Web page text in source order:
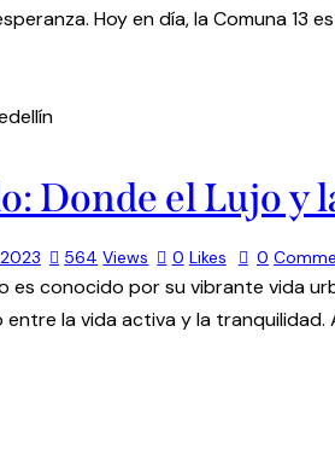
Hoy en día, la Comuna
Donde el Lujo y
564 Views 0 Likes 0
es conocido por su vibrante vida
la vida activa y la tranquilidad.